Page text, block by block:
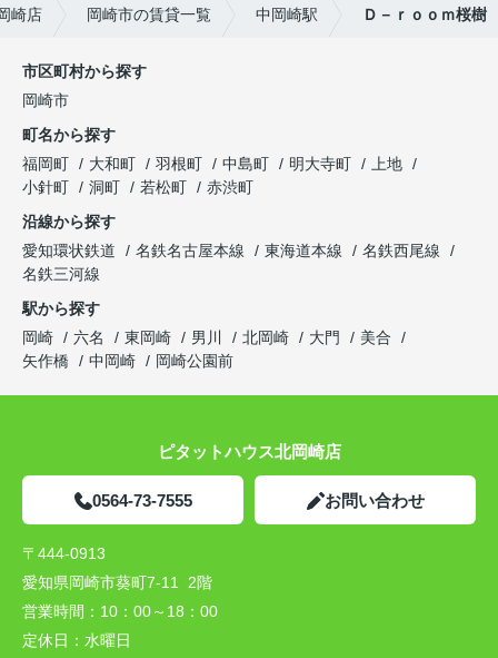
崎店 岡崎市の賃貸一覧 中岡崎駅 Ｄ－ｒｏｏｍ桜樹
市区町村から探す
岡崎市
町名から探す
福岡町
大和町 羽根町 中島町 明大寺町
上地
小針町
洞町 若松町
赤渋町
沿線から探す
愛知環状鉄道
名鉄名古屋本線 東海道本線
名鉄西尾線
名鉄三河線
駅から探す
岡崎
六名 東岡崎 男川 北岡崎 大門
美合
矢作橋
中岡崎 岡崎公園前
ピタットハウス北岡崎店
0564-73-7555 お問い合わせ
〒444-0913
愛知県岡崎市葵町7-11 2階
営業時間： 10：00～18：00
定休日： 水曜日